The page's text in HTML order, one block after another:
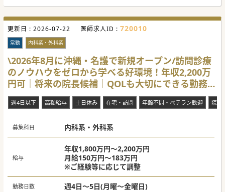
更新日 : 2026-07-22 医師求人ID : 720010
常勤 内科系・外科系
\2026年8月に沖縄・名護で新規オープン/訪問診療
のノウハウをゼロから学べる好環境！年収2,200万
円可｜将来の院長候補｜QOLも大切にできる勤務環
境♪
週4日以下 高額給与 土日休み 在宅・訪問 年齢不問・ベテラン歓迎 院長
募集科目 内科系・外科系
給与
年収1,800万円～2,200万円
月給150万円～183万円
※ご経験等に応じて調整
勤務日数 週4日～5日(月曜～金曜日)